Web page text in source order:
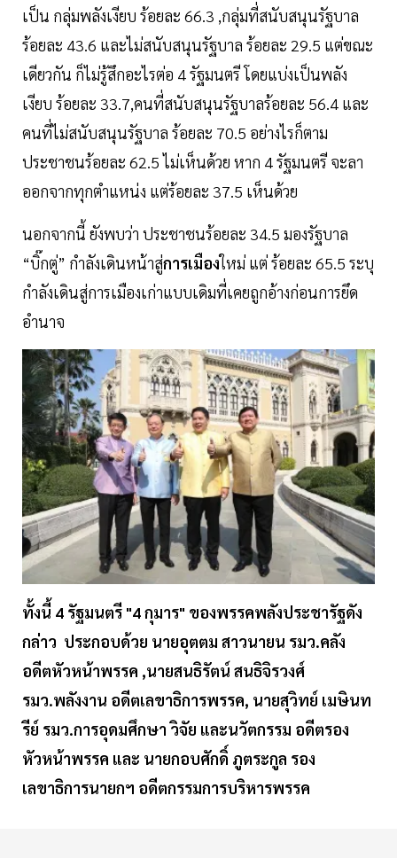
เป็น กลุ่มพลังเงียบ ร้อยละ 66.3 ,กลุ่มที่สนับสนุนรัฐบาล
ร้อยละ 43.6 และไม่สนับสนุนรัฐบาล ร้อยละ 29.5 แต่ขณะ
เดียวกัน ก็ไม่รู้สึกอะไรต่อ 4 รัฐมนตรี โดยแบ่งเป็นพลัง
เงียบ ร้อยละ 33.7,คนที่สนับสนุนรัฐบาลร้อยละ 56.4 และ
คนที่ไม่สนับสนุนรัฐบาล ร้อยละ 70.5 อย่างไรก็ตาม
ประชาชนร้อยละ 62.5 ไม่เห็นด้วย หาก 4 รัฐมนตรี จะลา
ออกจากทุกตำแหน่ง แต่ร้อยละ 37.5 เห็นด้วย
นอกจากนี้ ยังพบว่า ประชาชนร้อยละ 34.5 มองรัฐบาล
“บิ๊กตู่” กำลังเดินหน้าสู่การเมืองใหม่ แต่ ร้อยละ 65.5 ระบุ
กำลังเดินสู่การเมืองเก่าแบบเดิมที่เคยถูกอ้างก่อนการยึด
อำนาจ
ทั้งนี้ 4 รัฐมนตรี "4 กุมาร" ของพรรคพลังประชารัฐดัง
กล่าว ประกอบด้วย นายอุตตม สาวนายน รมว.คลัง
อดีตหัวหน้าพรรค ,นายสนธิรัตน์ สนธิจิรวงศ์
รมว.พลังงาน อดีตเลขาธิการพรรค, นายสุวิทย์ เมษินท
รีย์ รมว.การอุดมศึกษา วิจัย และนวัตกรรม อดีตรอง
หัวหน้าพรรค และ นายกอบศักดิ์ ภูตระกูล รอง
เลขาธิการนายกฯ อดีตกรรมการบริหารพรรค